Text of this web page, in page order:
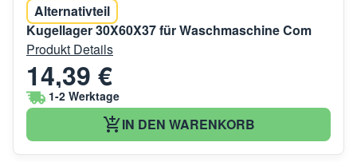
Alternativteil
Kugellager 30X60X37 für Waschmaschine Com
Produkt Details
14,39 €
1-2 Werktage
IN DEN WARENKORB